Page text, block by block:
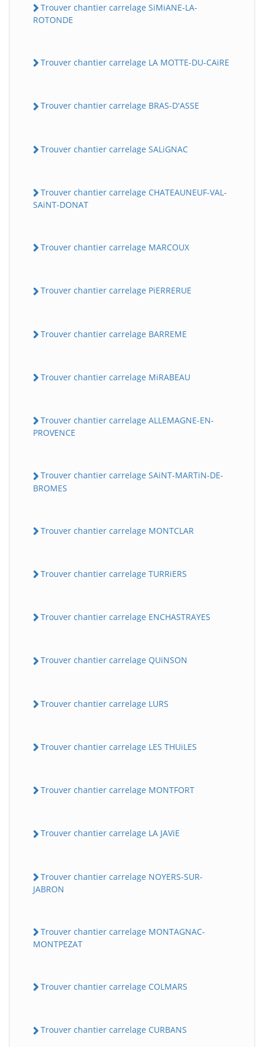
Trouver chantier carrelage SiMiANE-LA-
ROTONDE
Trouver chantier carrelage LA MOTTE-DU-CAiRE
Trouver chantier carrelage BRAS-D'ASSE
Trouver chantier carrelage SALiGNAC
Trouver chantier carrelage CHATEAUNEUF-VAL-
SAiNT-DONAT
Trouver chantier carrelage MARCOUX
Trouver chantier carrelage PiERRERUE
Trouver chantier carrelage BARREME
Trouver chantier carrelage MiRABEAU
Trouver chantier carrelage ALLEMAGNE-EN-
PROVENCE
Trouver chantier carrelage SAiNT-MARTiN-DE-
BROMES
Trouver chantier carrelage MONTCLAR
Trouver chantier carrelage TURRiERS
Trouver chantier carrelage ENCHASTRAYES
Trouver chantier carrelage QUiNSON
Trouver chantier carrelage LURS
Trouver chantier carrelage LES THUiLES
Trouver chantier carrelage MONTFORT
Trouver chantier carrelage LA JAViE
Trouver chantier carrelage NOYERS-SUR-
JABRON
Trouver chantier carrelage MONTAGNAC-
MONTPEZAT
Trouver chantier carrelage COLMARS
Trouver chantier carrelage CURBANS